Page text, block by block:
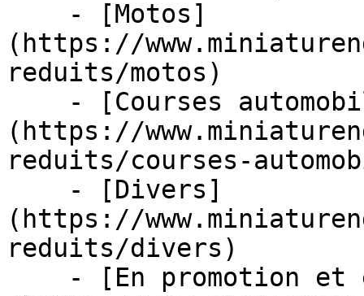
(https://
reduits/motos)
(https://
reduits/courses-
(https://
reduits/divers)